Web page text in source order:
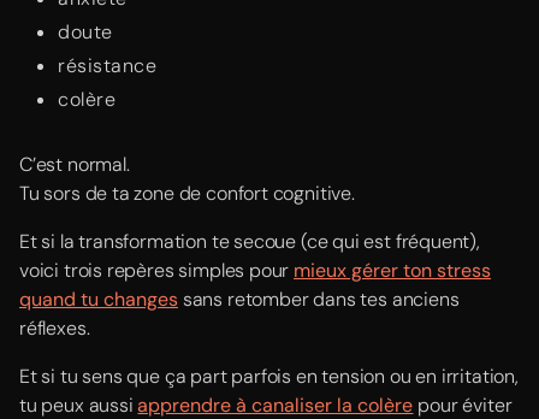
doute
résistance
colère
C’est normal.
Tu sors de ta zone de confort cognitive.
Et si la transformation te secoue (ce qui est fréquent),
voici trois repères simples pour mieux gérer ton stress
quand tu changes sans retomber dans tes anciens
réflexes.
Et si tu sens que ça part parfois en tension ou en irritation,
tu peux aussiapprendre à canaliser la colère pour éviter